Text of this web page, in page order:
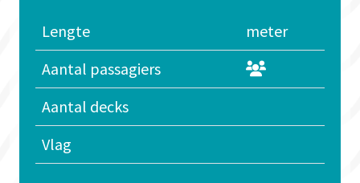
Lengte
meter
Aantal passagiers
Aantal decks
Vlag